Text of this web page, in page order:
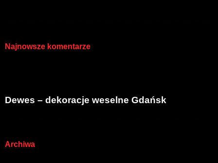
Najnowsze komentarze
Dewes – dekoracje weselne Gdańsk
Archiwa